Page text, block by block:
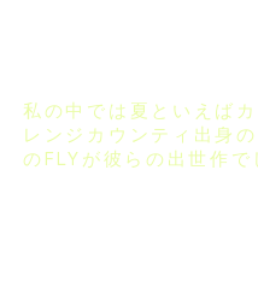
私の中では夏といえば
レンジカウンティ出身
のFLYが彼らの出世作で